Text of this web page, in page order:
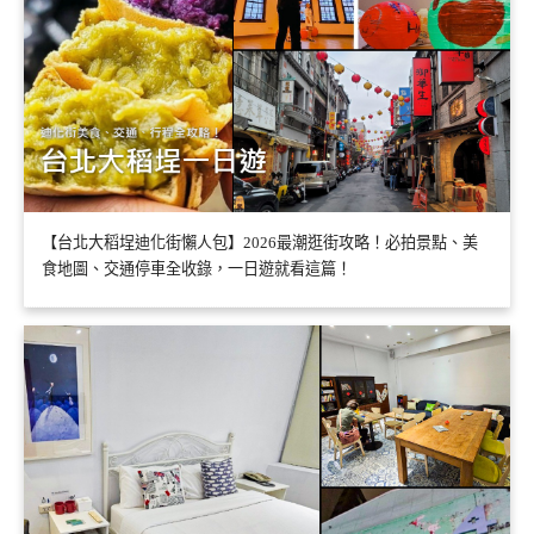
【台北大稻埕迪化街懶人包】2026最潮逛街攻略！必拍景點、美
食地圖、交通停車全收錄，一日遊就看這篇！